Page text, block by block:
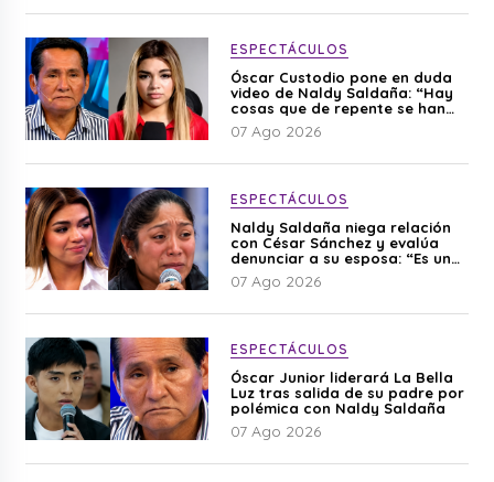
ESPECTÁCULOS
Óscar Custodio pone en duda
video de Naldy Saldaña: “Hay
cosas que de repente se han
editado”
07 Ago 2026
ESPECTÁCULOS
Naldy Saldaña niega relación
con César Sánchez y evalúa
denunciar a su esposa: “Es una
difamación”
07 Ago 2026
ESPECTÁCULOS
Óscar Junior liderará La Bella
Luz tras salida de su padre por
polémica con Naldy Saldaña
07 Ago 2026